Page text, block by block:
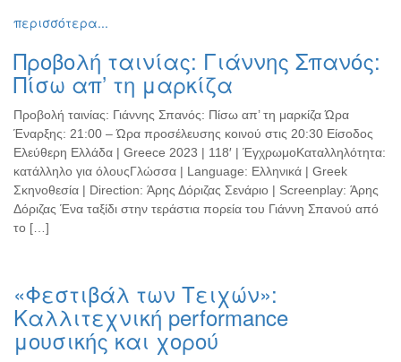
περισσότερα...
Προβολή ταινίας: Γιάννης Σπανός:
Πίσω απ’ τη μαρκίζα
Προβολή ταινίας: Γιάννης Σπανός: Πίσω απ’ τη μαρκίζα Ώρα
Έναρξης: 21:00 – Ώρα προσέλευσης κοινού στις 20:30 Είσοδος
Ελεύθερη Ελλάδα | Greece 2023 | 118′ | ΈγχρωμοΚαταλληλότητα:
κατάλληλο για όλουςΓλώσσα | Language: Ελληνικά | Greek
Σκηνοθεσία | Direction: Άρης Δόριζας Σενάριο | Screenplay: Άρης
Δόριζας Ένα ταξίδι στην τεράστια πορεία του Γιάννη Σπανού από
το […]
«Φεστιβάλ των Τειχών»:
Καλλιτεχνική performance
μουσικής και χορού